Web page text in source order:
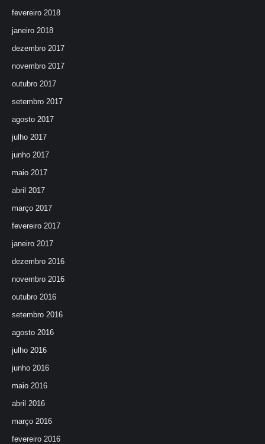
fevereiro 2018
janeiro 2018
dezembro 2017
novembro 2017
outubro 2017
setembro 2017
agosto 2017
julho 2017
junho 2017
maio 2017
abril 2017
março 2017
fevereiro 2017
janeiro 2017
dezembro 2016
novembro 2016
outubro 2016
setembro 2016
agosto 2016
julho 2016
junho 2016
maio 2016
abril 2016
março 2016
fevereiro 2016